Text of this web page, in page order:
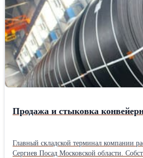
диаметр эксплуатационной
габаритные размеры: длина 16058 мм,
22,2 кг; - рабочий диапазон пропускной
сут.
Продажа и стыковка
Главный складской терминал компании
Сергиев Посад Московской области.